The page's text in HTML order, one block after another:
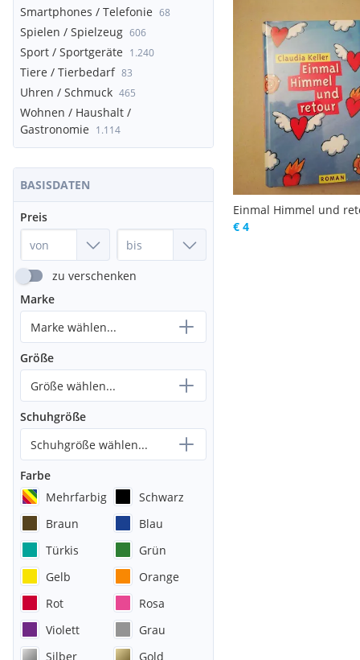
Smartphones / Telefonie 68
Spielen / Spielzeug 606
Sport / Sportgeräte 1.240
Tiere / Tierbedarf 83
Uhren / Schmuck 465
Wohnen / Haushalt /
Gastronomie 1.114
BASISDATEN
Preis
zu verschenken
Marke
Marke wählen...
Größe
Größe wählen...
Schuhgröße
Schuhgröße wählen...
Farbe
Mehrfarbig
Schwarz
Braun
Blau
Türkis
Grün
Gelb
Orange
Rot
Rosa
Violett
Grau
Silber
Gold
Einmal Himmel und
€ 4